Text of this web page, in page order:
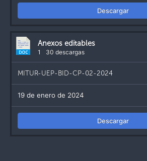
Descargar
Anexos editables
1 30 descargas
MITUR-UEP-BID-CP-02-2024
19 de enero de 2024
Descargar